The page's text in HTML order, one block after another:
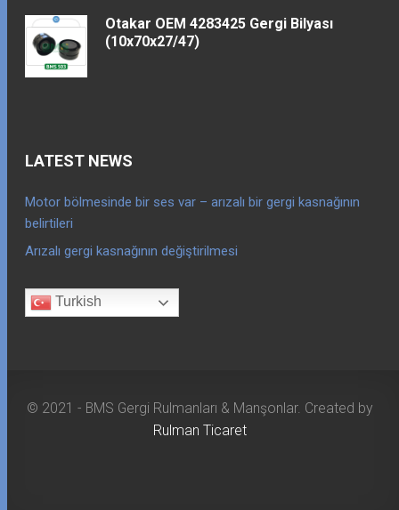
Otakar OEM 4283425 Gergi Bilyası
(10x70x27/47)
LATEST NEWS
Motor bölmesinde bir ses var – arızalı bir gergi kasnağının
belirtileri
Arızalı gergi kasnağının değiştirilmesi
Turkish
© 2021 - BMS Gergi Rulmanları & Manşonlar. Created by
Rulman Ticaret